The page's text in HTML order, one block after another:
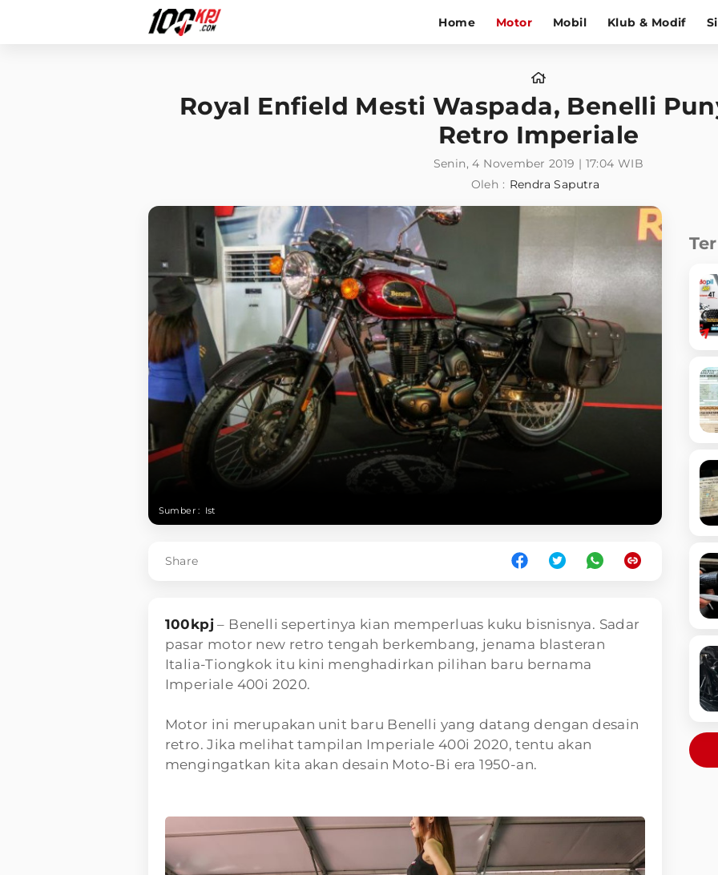
Home Motor Mobil Klub & Modif
Royal Enfield Mesti Waspada, Benelli
Retro Imperiale
Senin, 4 November 2019 | 17:04 WIB
Oleh : Rendra Saputra
Sumber : Ist
Share
100kpj– Benelli sepertinya kian memperluas kuku bisnisnya. Sadar
pasar motor new retro tengah berkembang, jenama blasteran
Italia-Tiongkok itu kini menghadirkan pilihan baru bernama
Imperiale 400i 2020.
Motor ini merupakan unit baru Benelli yang datang dengan desain
retro. Jika melihat tampilan Imperiale 400i 2020, tentu akan
mengingatkan kita akan desain Moto-Bi era 1950-an.